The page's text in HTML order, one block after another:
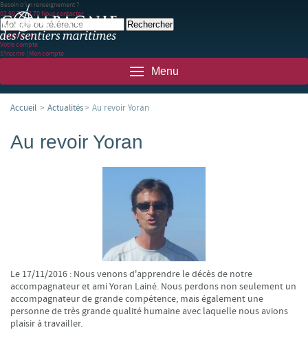
Besoin d'un renseignement ?
02 99 78 83 70 Nous contacter
Panier(0)(0)
Votre compte
S'inscrire | Mon compte
Menu
Accueil > Actualités> Au revoir Yoran
Au revoir Yoran
Le 17/11/2016 : Nous venons d'apprendre le décès de notre
accompagnateur et ami Yoran Lainé. Nous perdons non seulement un
accompagnateur de grande compétence, mais également une
personne de très grande qualité humaine avec laquelle nous avions
plaisir à travailler.